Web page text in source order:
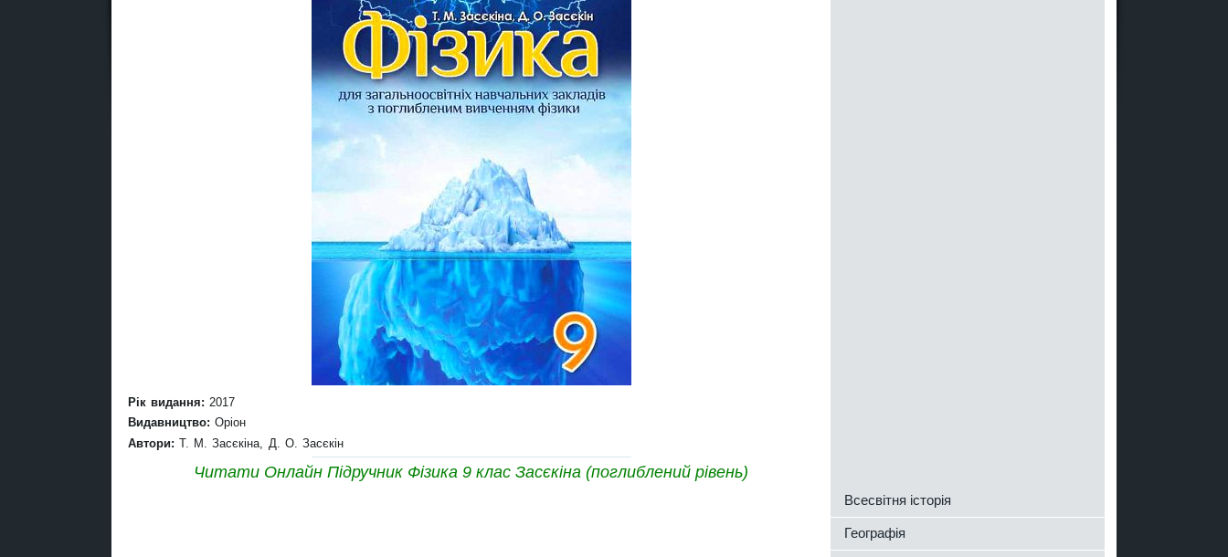
Рік видання: 2017
Видавництво: Оріон
Автори: Т. М. Засєкіна, Д. О. Засєкін
Читати Онлайн Підручник Фізика 9 клас Засєкіна (поглиблений рівень)
Всесвітня історія
Географія